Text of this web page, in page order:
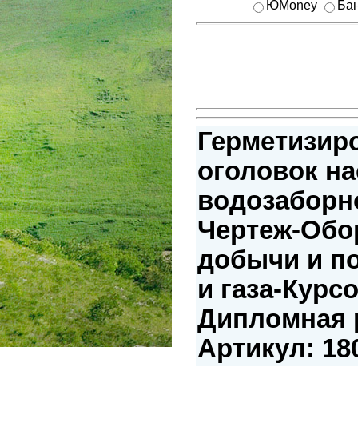
ЮMoney
оголовок
Чертеж-
добычи и
и газа-
Дипломная
Артикул: